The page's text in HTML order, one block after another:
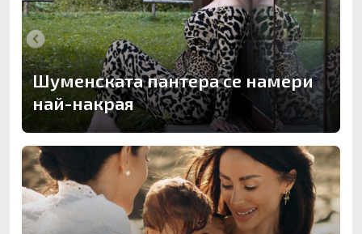
Шуменската пантера се намери
най-накрая